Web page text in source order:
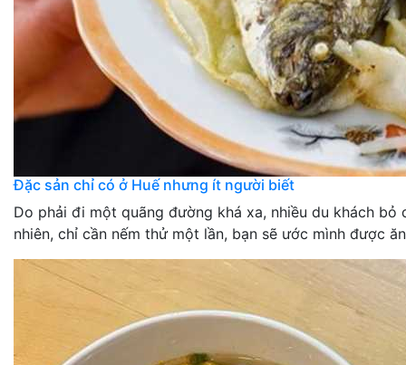
Đặc sản chỉ có ở Huế nhưng ít người biết
Do phải đi một quãng đường khá xa, nhiều du khách
nhiên, chỉ cần nếm thử một lần, bạn sẽ ước mình được